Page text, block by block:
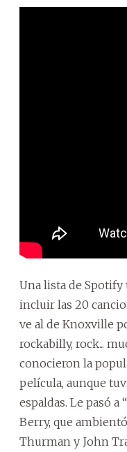
Una lista de
incluir las 20
ve al de Knoxville
rockabilly, rock...
conocieron la
película, aunque
espaldas. Le pasó a
Berry, que
Thurman y John